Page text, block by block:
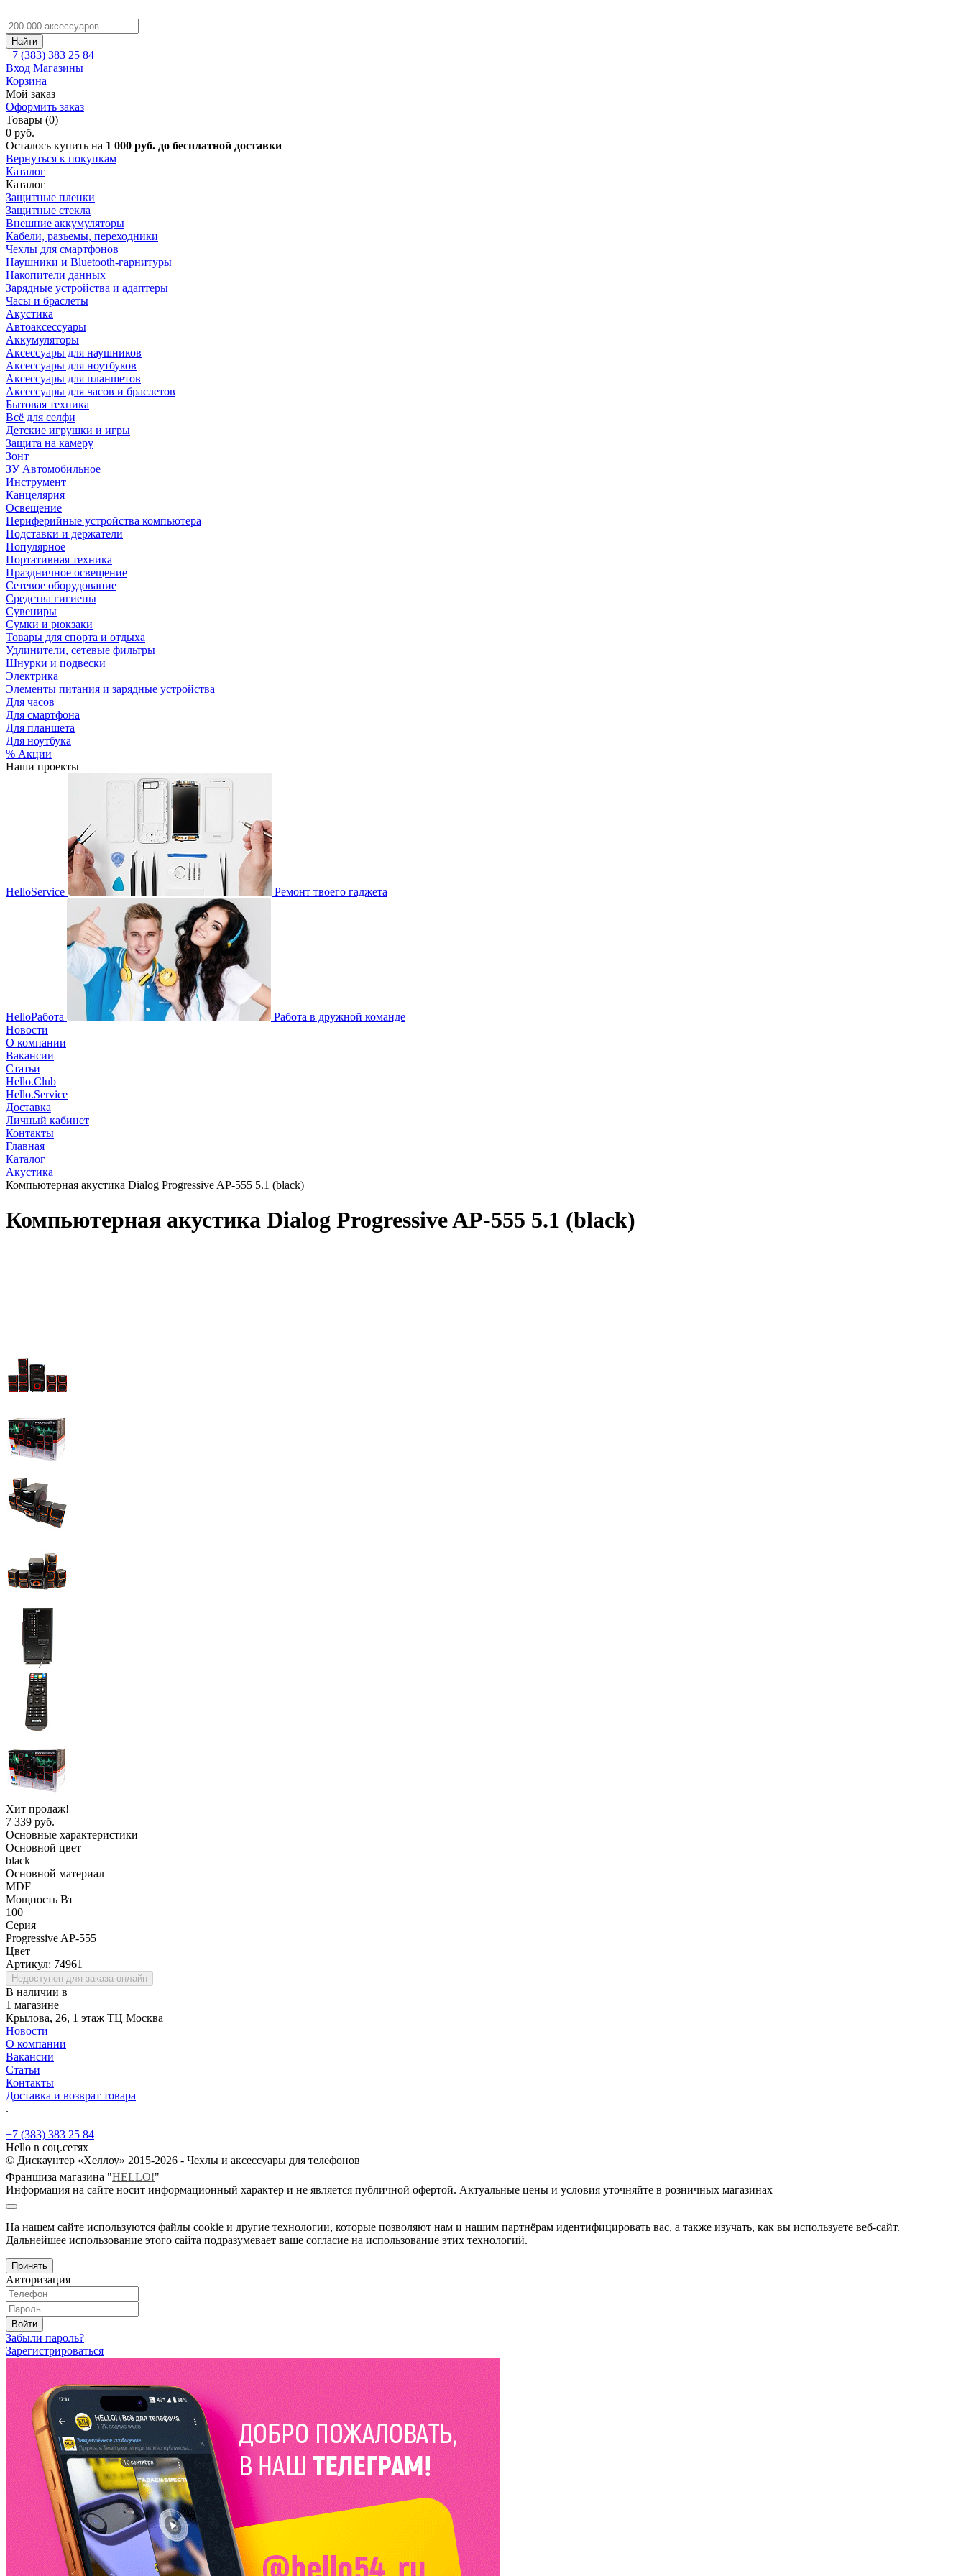
Найти
+7 (383) 383 25 84
Вход Магазины
Корзина
Мой заказ
Оформить заказ
Товары (0)
0 руб.
Осталось купить на 1 000 руб. до бесплатной доставки
Вернуться к покупкам
Каталог
Каталог
Защитные пленки
Защитные стекла
Внешние аккумуляторы
Кабели, разъемы, переходники
Чехлы для смартфонов
Наушники и Bluetooth-гарнитуры
Накопители данных
Зарядные устройства и адаптеры
Часы и браслеты
Акустика
Автоаксессуары
Аккумуляторы
Аксессуары для наушников
Аксессуары для ноутбуков
Аксессуары для планшетов
Аксессуары для часов и браслетов
Бытовая техника
Всё для селфи
Детские игрушки и игры
Защита на камеру
Зонт
ЗУ Автомобильное
Инструмент
Канцелярия
Освещение
Периферийные устройства компьютера
Подставки и держатели
Популярное
Портативная техника
Праздничное освещение
Сетевое оборудование
Средства гигиены
Сувениры
Сумки и рюкзаки
Товары для спорта и отдыха
Удлинители, сетевые фильтры
Шнурки и подвески
Электрика
Элементы питания и зарядные устройства
Для часов
Для смартфона
Для планшета
Для ноутбука
% Акции
Наши проекты
HelloService Ремонт твоего гаджета
HelloРабота
Работа в дружной команде
Новости
О компании
Вакансии
Статьи
Hello.Club
Hello.Service
Доставка
Личный кабинет
Контакты
Главная
Каталог
Акустика
Компьютерная акустика Dialog Progressive AP-555 5.1 (black)
Компьютерная акустика Dialog Progressive AP-555 5.1 (black)
Хит продаж!
7 339 руб.
Основные характеристики
Основной цвет
black
Основной материал
MDF
Мощность Вт
100
Серия
Progressive AP-555
Цвет
Артикул: 74961
Недоступен для заказа онлайн
В наличии в
1 магазине
Крылова, 26, 1 этаж ТЦ Москва
Новости
О компании
Вакансии
Статьи
Контакты
Доставка и возврат товара
.
+7 (383) 383 25 84
Hello в соц.сетях
© Дискаунтер «Хеллоу» 2015-2026 - Чехлы и аксессуары для телефонов
Франшиза магазина "HELLO!"
Информация на сайте носит информационный характер и не является публичной офертой. Актуальные цены и условия уточняйте в розничных магазинах
На нашем сайте используются файлы cookie и другие технологии, которые позволяют нам и нашим партнёрам идентифицировать вас, а также изучать, как вы используете веб-сайт.
Дальнейшее использование этого сайта подразумевает ваше согласие на использование этих технологий.
Принять
Авторизация
Войти
Забыли пароль?
Зарегистрироваться